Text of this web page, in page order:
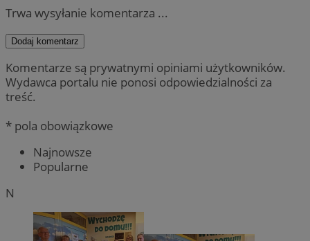
Trwa wysyłanie komentarza ...
Dodaj komentarz
Komentarze są prywatnymi opiniami użytkowników.
Wydawca portalu nie ponosi odpowiedzialności za
treść.
* pola obowiązkowe
Najnowsze
Popularne
N